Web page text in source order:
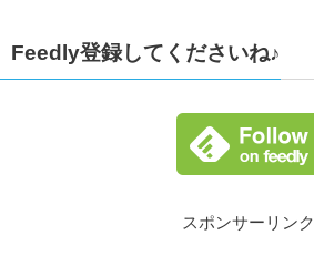
Feedly登録してくださいね♪
スポンサーリンク